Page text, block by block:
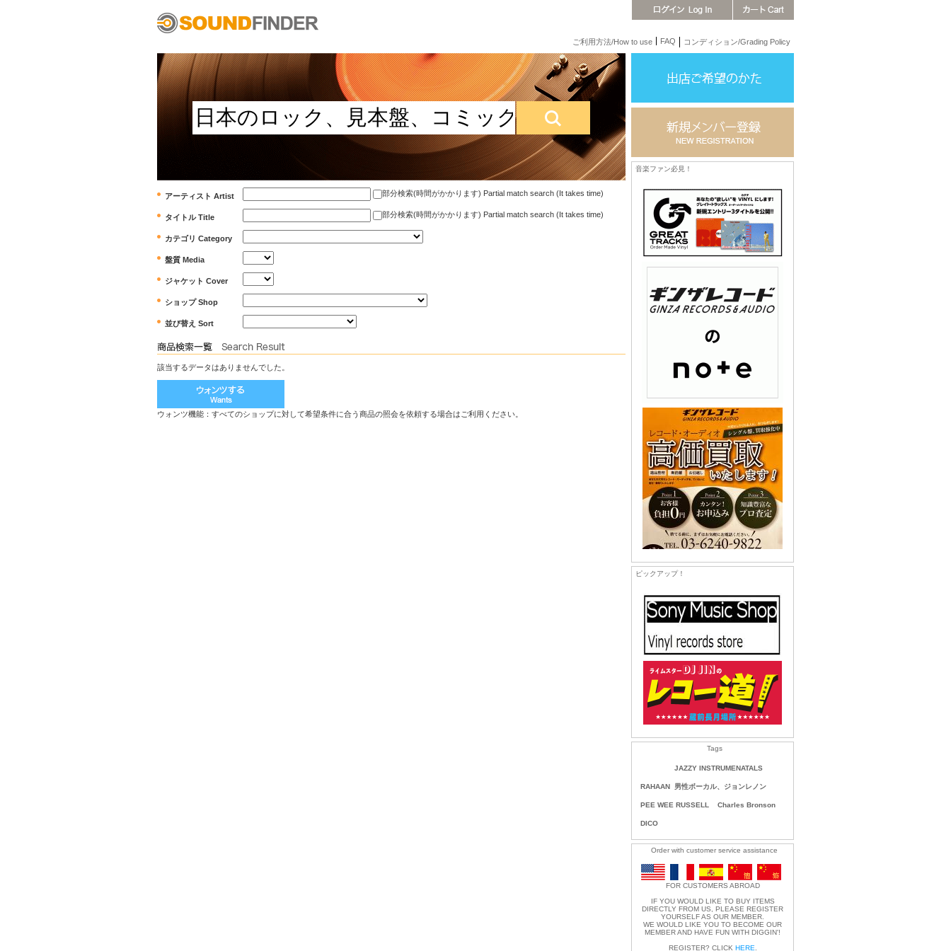
ご利用方法/How to use FAQ コンディション/Grading Policy
アーティスト Artist 部分検索(時間がかかります) Partial match search (It takes time)
タイトル Title 部分検索(時間がかかります) Partial match search (It takes time)
カテゴリ Category
盤質 Media
ジャケット Cover
ショップ Shop
並び替え Sort
該当するデータはありませんでした。
ウォンツ機能：すべてのショップに対して希望条件に合う商品の照会を依頼する場合はご利用ください。
音楽ファン必見！
ピックアップ！
Tags
JAZZY INSTRUMENATALS
RAHAAN 男性ボーカル、ジョンレノン
PEE WEE RUSSELL Charles Bronson
DICO
Order with customer service assistance
FOR CUSTOMERS ABROAD
IF YOU WOULD LIKE TO BUY ITEMS
DIRECTLY FROM US, PLEASE REGISTER
YOURSELF AS OUR MEMBER.
WE WOULD LIKE YOU TO BECOME OUR
MEMBER AND HAVE FUN WITH DIGGIN'!
REGISTER? CLICK HERE